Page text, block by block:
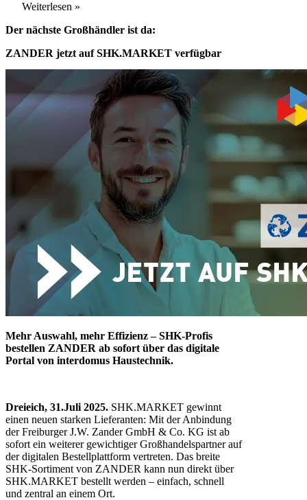
Weiterlesen »
Der nächste Großhändler ist da:
ZANDER jetzt auf SHK.MARKET verfügbar
Mehr Auswahl, mehr Effizienz – SHK-Profis
bestellen ZANDER ab sofort über das digitale
Portal von interdomus Haustechnik.
Dreieich, 31.Juli 2025. SHK.MARKET gewinnt
einen neuen starken Lieferanten: Mit der Anbindung
der Freiburger J.W. Zander GmbH & Co. KG ist ab
sofort ein weiterer gewichtiger Großhandelspartner auf
der digitalen Bestellplattform vertreten. Das breite
SHK-Sortiment von ZANDER kann nun direkt über
SHK.MARKET bestellt werden – einfach, schnell
und zentral an einem Ort.